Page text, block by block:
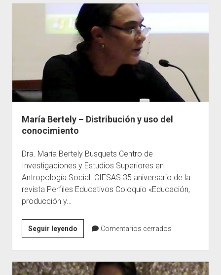
profesionales
de
la
educación
María Bertely – Distribución y uso del
conocimiento
Dra. María Bertely Busquets Centro de
Investigaciones y Estudios Superiores en
Antropología Social. CIESAS 35 aniversario de la
revista Perfiles Educativos Coloquio «Educación,
producción y…
Seguir leyendoMaría
Bertely
–
Distribución
Comentarios cerrados